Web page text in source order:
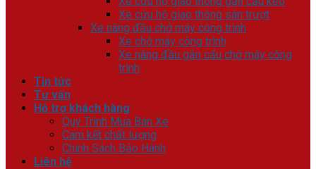
Xe cứu hộ giao thông sàn trượt
Xe nâng đầu chở máy công trình
Xe chở máy công trình
Xe nâng đầu gắn cẩu chở máy công
trình
Tin tức
Tư vấn
Hỗ trợ khách hàng
Quy Trình Mua Bán Xe
Cam kết chất lượng
Chính Sách Bảo Hành
Liên hệ